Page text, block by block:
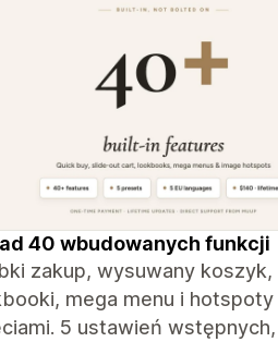
40 wbudowanych funkcji
zakup, wysuwany koszyk,
mega menu i hotspoty
5 ustawień